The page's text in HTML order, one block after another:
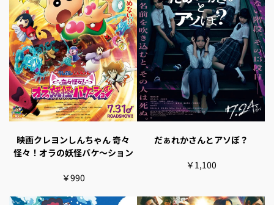
映画クレヨンしんちゃん 奇々
怪々！オラの妖怪バケ～ション
￥990
だぁれかさんとアソぼ？
￥1,100